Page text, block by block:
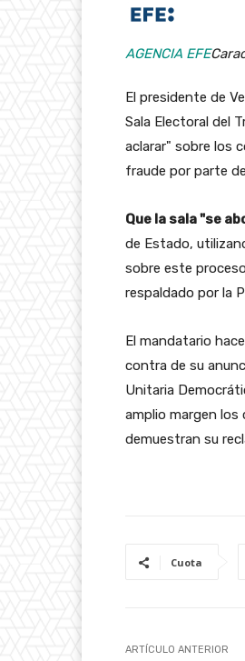
AGENCIA EFE
El presidente de
Sala Electoral del
aclarar" sobre los
fraude por parte
Que la sala "se
de Estado,
sobre este
respaldado por la
El mandatario
contra de su
Unitaria
amplio margen los
demuestran su
Cuota
ARTÍCULO ANTERIOR